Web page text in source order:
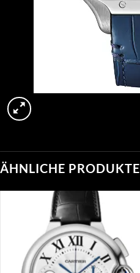
ÄHNLICHE PRODUKTE